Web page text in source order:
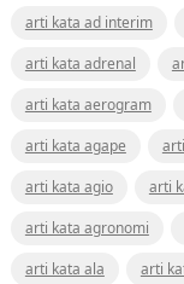
arti kata ad interim
arti kata adrenal
arti kata aerogram
arti kata agape
arti kata agio
arti
arti kata agronomi
arti kata ala
arti